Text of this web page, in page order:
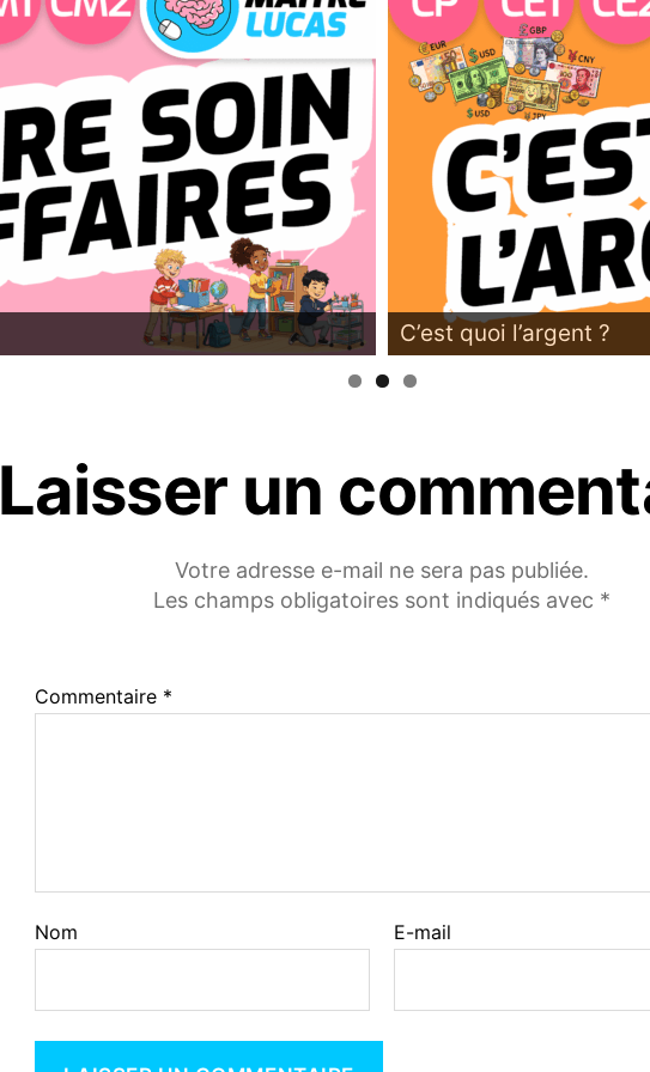
C’est quoi l’argent ?
Laisser un
Votre adresse e-mail ne sera pas publiée.
Les champs obligatoires sont indiqués avec *
Commentaire *
Nom E-mail